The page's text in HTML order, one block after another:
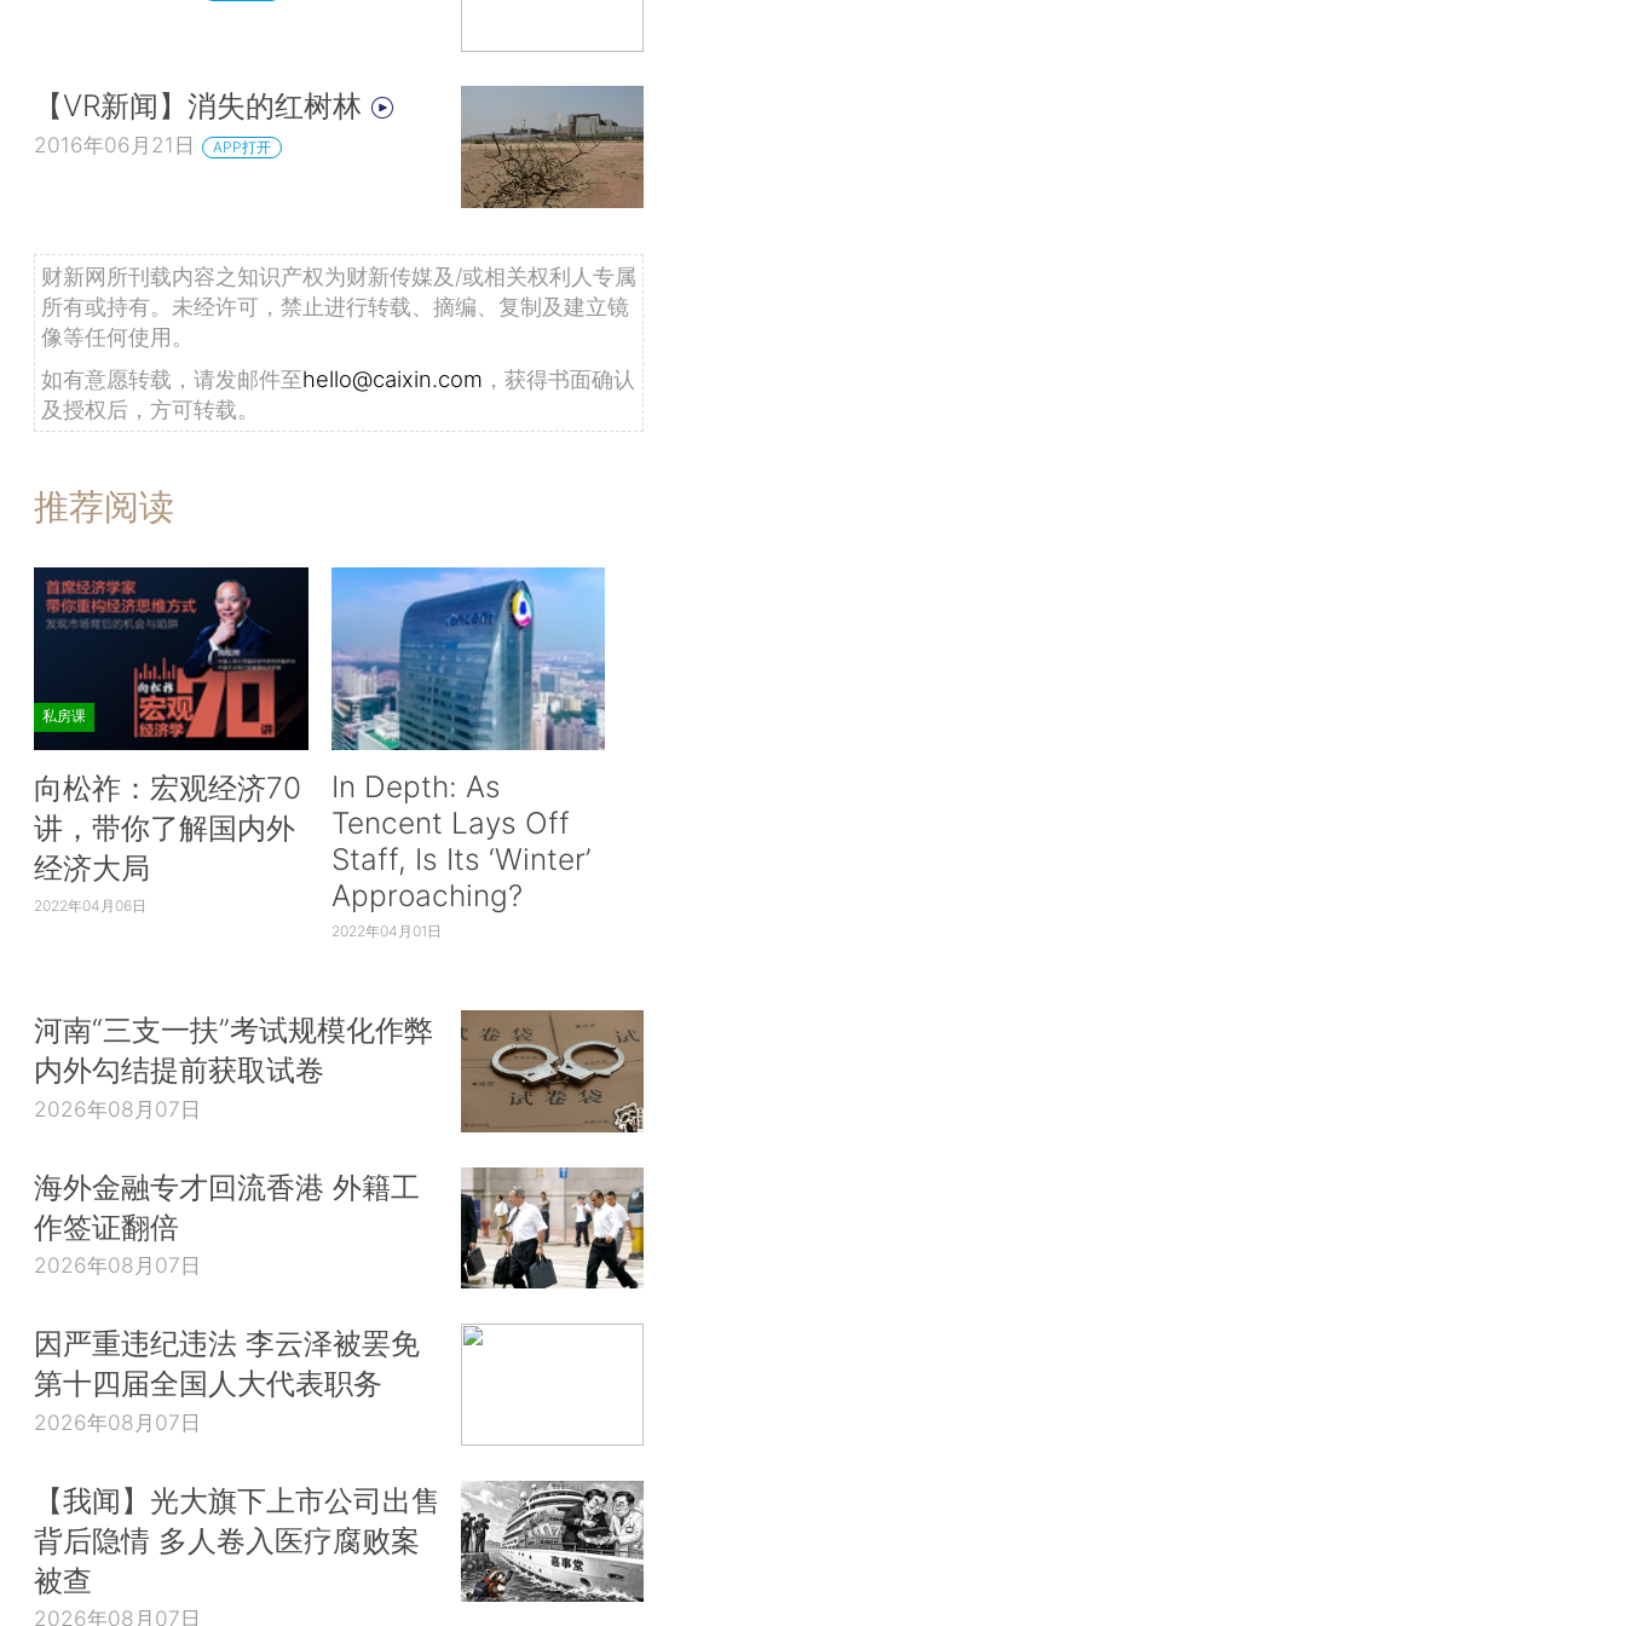
【VR新闻】消失的红树林
2016年06月21日 APP打开
财新网所刊载内容之知识产权为财新传媒及/或相关权利人专属
所有或持有。未经许可，禁止进行转载、摘编、复制及建立镜
像等任何使用。
如有意愿转载，请发邮件至hello@caixin.com ，获得书面确认
及授权后，方可转载。
推荐阅读
私房课
向松祚：宏观经济70
讲，带你了解国内外
经济大局
2022年04月06日
In Depth: As
Tencent Lays Off
Staff, Is Its ‘Winter’
Approaching?
2022年04月01日
河南“三支一扶”考试规模化作弊
内外勾结提前获取试卷
2026年08月07日
海外金融专才回流香港 外籍工
作签证翻倍
2026年08月07日
因严重违纪违法 李云泽被罢免
第十四届全国人大代表职务
2026年08月07日
【我闻】光大旗下上市公司出售
背后隐情 多人卷入医疗腐败案
被查
2026年08月07日